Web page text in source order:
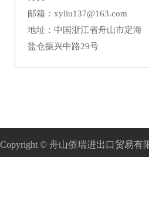
邮箱：xyliu137@163.com
地址：中国浙江省舟山市定海
盐仓振兴中路29号
Copyright © 舟山侨瑞进出口贸易有